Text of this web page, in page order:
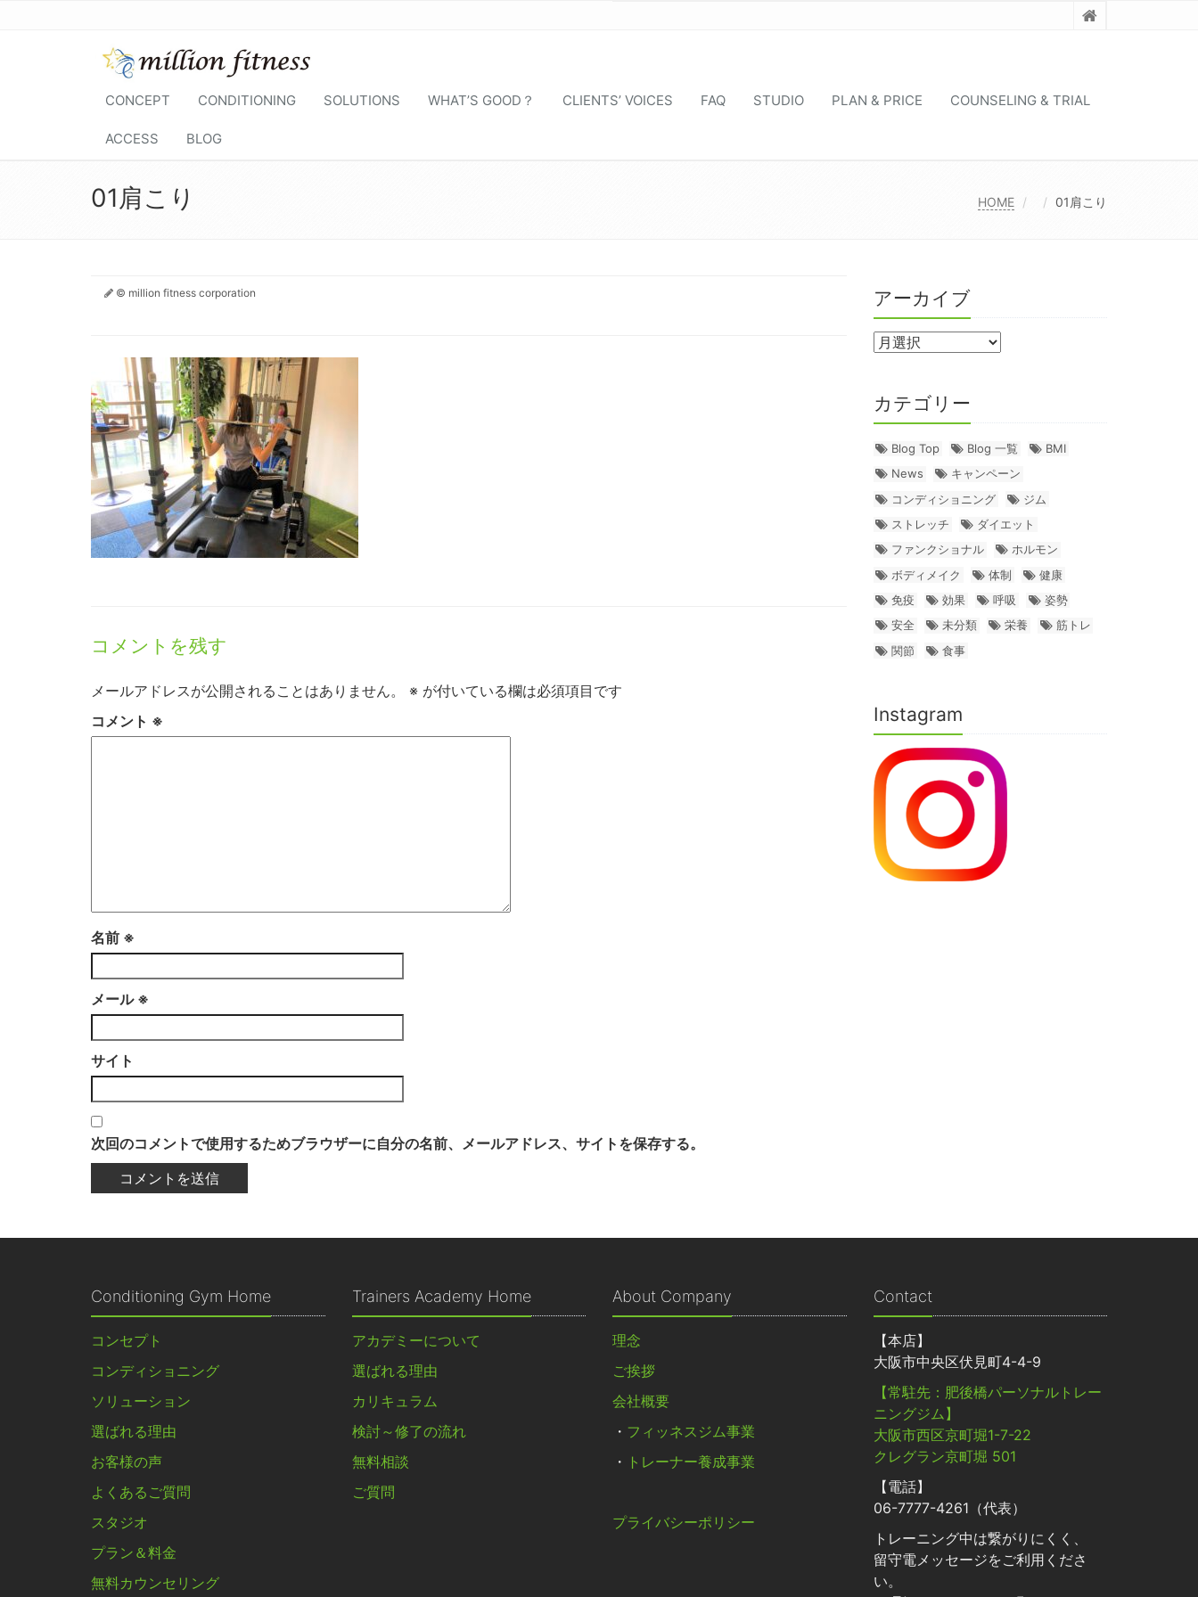
CONCEPT CONDITIONING SOLUTIONS WHAT’S GOOD？ CLIENTS’ VOICES FAQ STUDIO PLAN & PRICE COUNSELING & TRIAL
ACCESS BLOG
01肩こり HOME 01肩こり
© million fitness corporation
コメントを残す
メールアドレスが公開されることはありません。 ※ が付いている欄は必須項目です
コメント ※
名前 ※
メール ※
サイト
次回のコメントで使用するためブラウザーに自分の名前、メールアドレス、サイトを保存する。
アーカイブ
カテゴリー
Blog Top Blog 一覧
BMI
News
キャンペーン
コンディショニング
ジム
ストレッチ
ダイエット
ファンクショナル
ホルモン
ボディメイク
体制
健康
免疫
効果 呼吸
姿勢
安全
未分類 栄養
筋トレ
関節
食事
Instagram
Conditioning Gym Home
コンセプト
コンディショニング
ソリューション
選ばれる理由
お客様の声
よくあるご質問
スタジオ
プラン＆料金
無料カウンセリング
Trainers Academy Home
アカデミーについて
選ばれる理由
カリキュラム
検討～修了の流れ
無料相談
ご質問
About Company
理念
ご挨拶
会社概要
・ フィッネスジム事業
・ トレーナー養成事業
プライバシーポリシー
Contact
【本店】
大阪市中央区伏見町4-4-9
【常駐先：肥後橋パーソナルトレー
ニングジム】
大阪市西区京町堀1-7-22
クレグラン京町堀 501
【電話】
06-7777-4261（代表）
トレーニング中は繋がりにくく、
留守電メッセージをご利用くださ
い。